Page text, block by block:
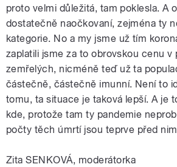
proto velmi důležitá, tam poklesla. A
dostatečně naočkovaní, zejména ty
kategorie. No a my jsme už tím
zaplatili jsme za to obrovskou cenu v
zemřelých, nicméně teď už ta
částečně, částečně imunní. Není to
tomu, ta situace je taková lepší. A je
kde, protože tam ty pandemie
počty těch úmrtí jsou teprve před
Zita SENKOVÁ, moderátorka